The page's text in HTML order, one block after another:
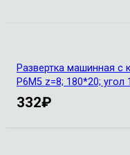
Развертка машинная с
Р6М5 z=8; 180*20; угол
332₽